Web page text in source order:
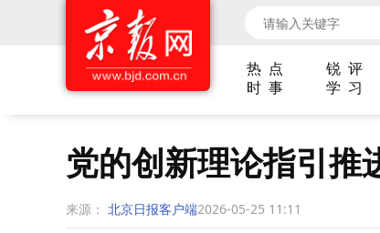
热 点 锐 评
时 事
学 习
党的创新理论指引推
来源： 北京日报客户端2026-05-25 11:11